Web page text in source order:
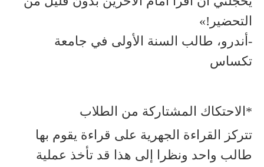
التحضير!»
-أندرو، طالب السنة الأولى في جامعة
تكساس
*الاحتكاك المشتاركة من الطلاب
تتركز القراءة الجهرية على قراءة يقوم بها
طالب واحد ونظرا إلى هذا قد تأخذ عملية